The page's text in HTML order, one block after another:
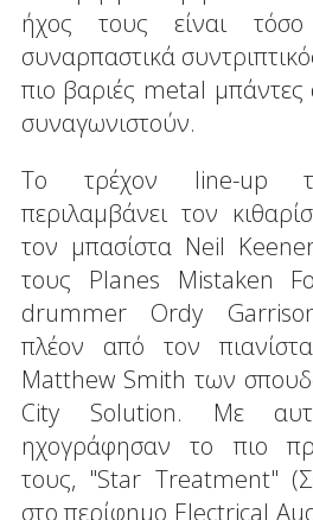
ήχος τους είναι τόσο
συναρπαστικά
πιο βαριές metal
συναγωνιστούν.
Το τρέχον line-up
περιλαμβάνει τον
τον μπασίστα Neil
τους Planes Mistaken
drummer Ordy
πλέον από τον
Matthew Smith των
City Solution. Με
ηχογράφησαν το πιο
τους, "Star Treatment"
στο περίφημο Electrical